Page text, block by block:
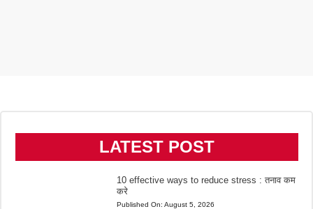
LATEST POST
10 effective ways to reduce stress : तनाव कम
करे
Published On: August 5, 2026